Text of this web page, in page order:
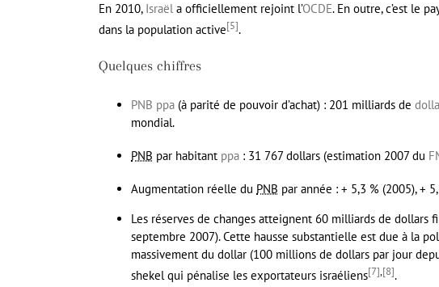
En 2010, Israël a officiellement rejoint l’OCDE. En outre, c’est le
dans la population active[5].
Quelques chiffres
PNB ppa (à parité de pouvoir d’achat) : 201 milliards de
mondial.
PNB par habitant ppa : 31 767 dollars (estimation 2007 du
Augmentation réelle du PNB par année : + 5,3 % (2005), +
Les réserves de changes atteignent 60 milliards de dollars
septembre 2007). Cette hausse substantielle est due à la
massivement du dollar (100 millions de dollars par jour
shekel qui pénalise les exportateurs israéliens[7] [8].